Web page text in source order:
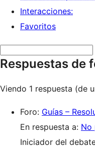
Interacciones:
Favoritos
respuestas:
Respuestas de
Viendo 1 respuesta (de
Foro: Guías –
En respuesta a: No
Iniciador del